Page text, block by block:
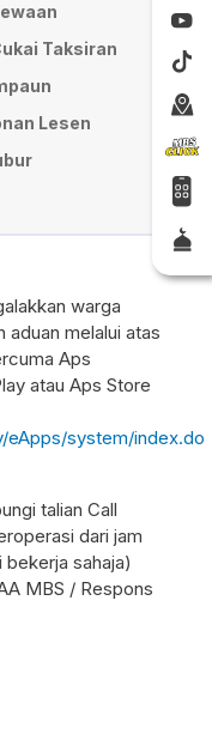
Taksiran
Lesen
warga
aduan melalui atas
Aps
atau Aps Store
eApps/system/index.do
talian Call
dari jam
sahaja)
MBS / Respons